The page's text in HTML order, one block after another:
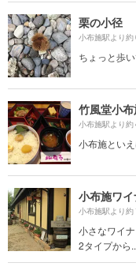
栗の小径
小布施駅より約
ちょっと歩
竹風堂小
小布施駅より約
小布施とい
小布施ワ
小布施駅より約
小さなワイ
2タイプから